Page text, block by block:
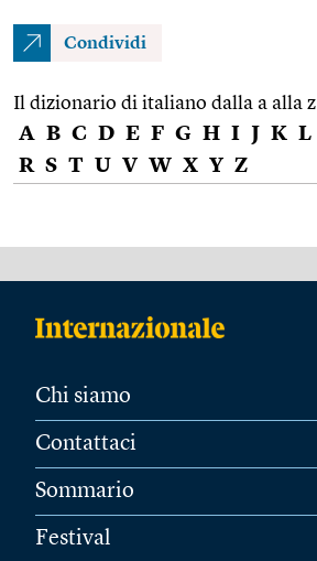
Condividi
Il dizionario di italiano dalla a alla z
A B C D E F G H I J K L
R S T U V W X Y Z
Chi siamo
Contattaci
Sommario
Festival